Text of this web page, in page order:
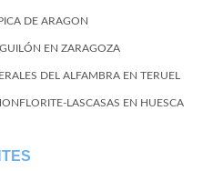
DE ARAGON
EN ZARAGOZA
DEL ALFAMBRA EN TERUEL
LASCASAS EN HUESCA